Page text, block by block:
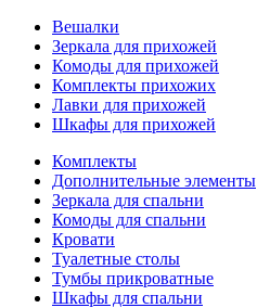
Вешалки
Зеркала для прихожей
Комоды для прихожей
Комплекты прихожих
Лавки для прихожей
Шкафы для прихожей
Комплекты
Дополнительные элементы
Зеркала для спальни
Комоды для спальни
Кровати
Туалетные столы
Тумбы прикроватные
Шкафы для спальни